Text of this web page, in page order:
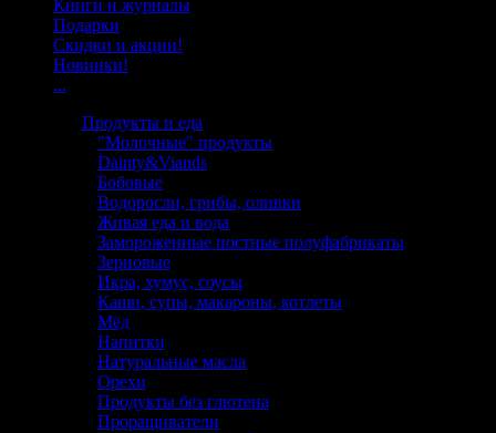
Книги и журналы
Подарки
Скидки и акции!
Новинки!
...
Продукты и еда
"Молочные" продукты
Dainty&Viands
Бобовые
Водоросли, грибы, оливки
Живая еда и вода
Замороженные постные полуфабрикаты
Зерновые
Икра, хумус, соусы
Каши, супы, макароны, котлеты
Мёд
Напитки
Натуральные масла
Орехи
Продукты без глютена
Проращиватели